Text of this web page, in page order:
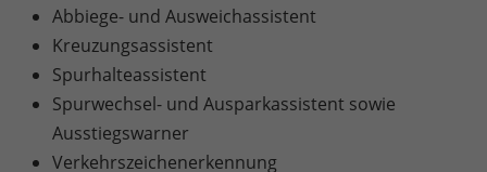
Abbiege- und Ausweichassistent
Kreuzungsassistent
Spurhalteassistent
Spurwechsel- und Ausparkassistent sowie
Ausstiegswarner
Verkehrszeichenerkennung